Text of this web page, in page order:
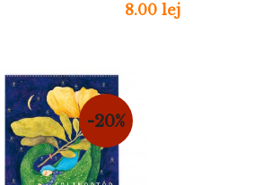
8.00 lej
-20%